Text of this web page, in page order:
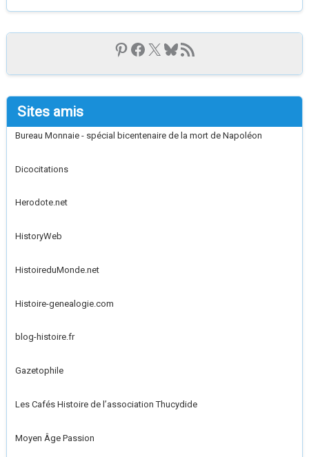
Sites amis
Bureau Monnaie - spécial bicentenaire de la mort de Napoléon
Dicocitations
Herodote.net
HistoryWeb
HistoireduMonde.net
Histoire-genealogie.com
blog-histoire.fr
Gazetophile
Les Cafés Histoire de l’association Thucydide
Moyen Âge Passion